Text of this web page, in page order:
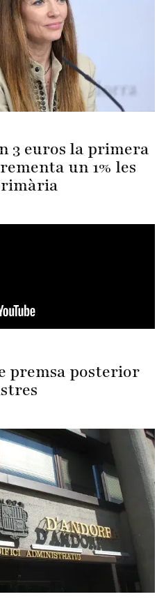
3 euros la primera
un 1% les
premsa posterior